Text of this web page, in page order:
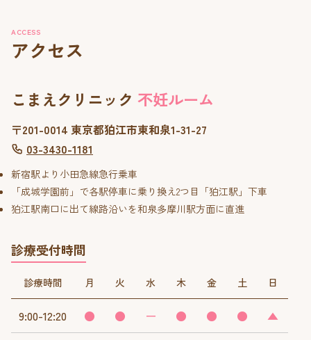
ACCESS
アクセス
こまえクリニック 不妊ルーム
〒201-0014 東京都狛江市東和泉1-31-27
03-3430-1181
新宿駅より小田急線急行乗車
「成城学園前」で各駅停車に乗り換え2つ目「狛江駅」下車
狛江駅南口に出て線路沿いを和泉多摩川駅方面に直進
診療受付時間
診療時間 月 火 水 木 金 土 日
9:00-12:20 ● ● ー ● ● ● ▲